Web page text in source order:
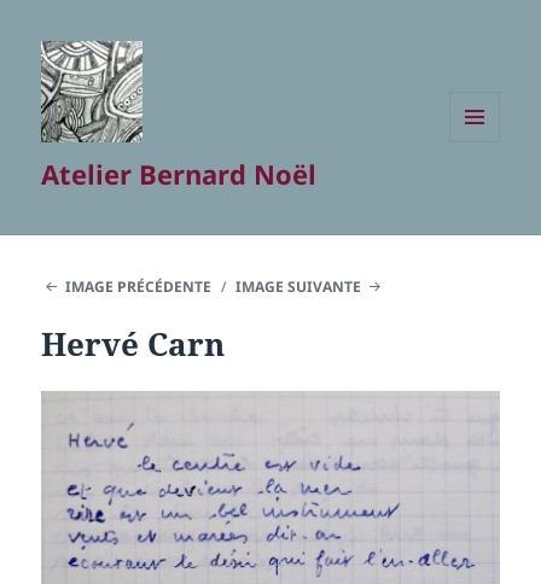
Atelier Bernard Noël
IMAGE PRÉCÉDENTE IMAGE SUIVANTE
Hervé Carn